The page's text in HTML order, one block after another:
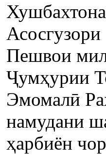
Пешвои
Ҷумҳурии
Эмомалӣ
намудани
ҳарбиён